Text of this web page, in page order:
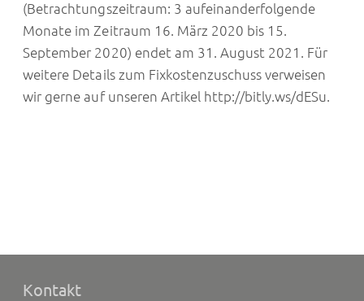
(Betrachtungszeitraum: 3 aufeinanderfolgende
Monate im Zeitraum 16. März 2020 bis 15.
September 2020) endet am 31. August 2021. Für
weitere Details zum Fixkostenzuschuss verweisen
wir gerne auf unseren Artikel http://bitly.ws/dESu.
Kontakt